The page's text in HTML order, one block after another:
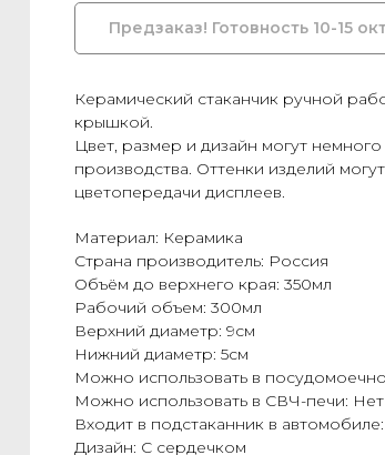
Керамический стаканчик ручной
крышкой.
Цвет, размер и дизайн могут немного
производства. Оттенки изделий
цветопередачи дисплеев.
Материал: Керамика
Страна производитель: Россия
Объём до верхнего края: 350мл
Рабочий объем: 300мл
Верхний диаметр: 9см
Нижний диаметр: 5см
Можно использовать в
Можно использовать в СВЧ-печи: Нет
Входит в подстаканник в
Дизайн: С сердечком